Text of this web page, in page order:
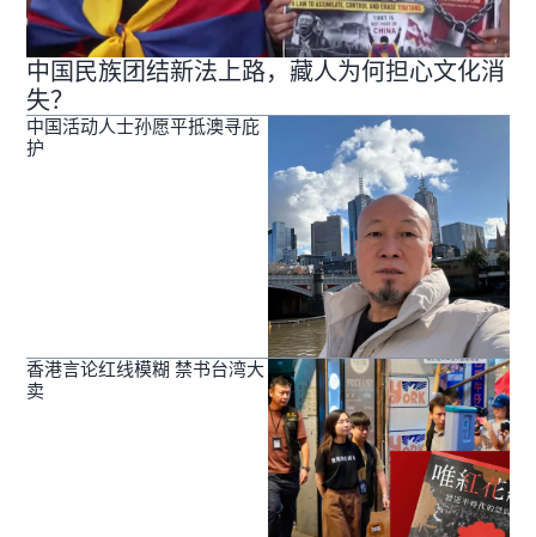
中国民族团结新法上路，藏人为何担心文化消
失？
中国活动人士孙愿平抵澳寻庇
护
香港言论红线模糊 禁书台湾大
卖